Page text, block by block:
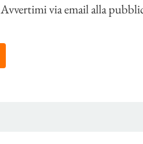
Avvertimi via email alla